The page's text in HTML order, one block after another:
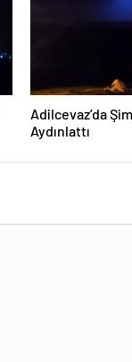
Adilcevaz’da
Aydınlattı